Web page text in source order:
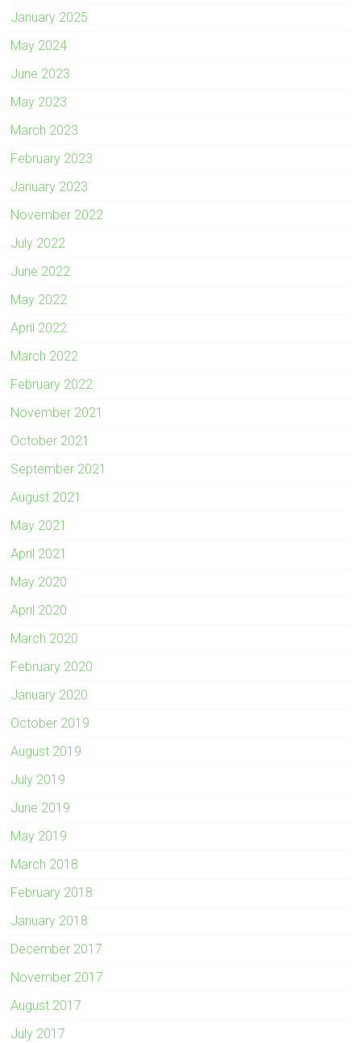
January 2025
May 2024
June 2023
May 2023
March 2023
February 2023
January 2023
November 2022
July 2022
June 2022
May 2022
April 2022
March 2022
February 2022
November 2021
October 2021
September 2021
August 2021
May 2021
April 2021
May 2020
April 2020
March 2020
February 2020
January 2020
October 2019
August 2019
July 2019
June 2019
May 2019
March 2018
February 2018
January 2018
December 2017
November 2017
August 2017
July 2017